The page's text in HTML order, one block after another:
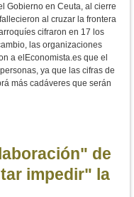
Gobierno en Ceuta, al cierre
al cruzar la frontera
cifraron en 17 los
las organizaciones
a elEconomista.es que el
ya que las cifras de
más cadáveres que serán
de
impedir" la